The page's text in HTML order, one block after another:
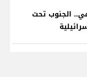
الجنوب تحت